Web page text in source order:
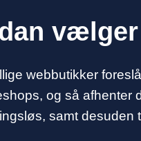
webbutikker
og så afhenter
samt desuden